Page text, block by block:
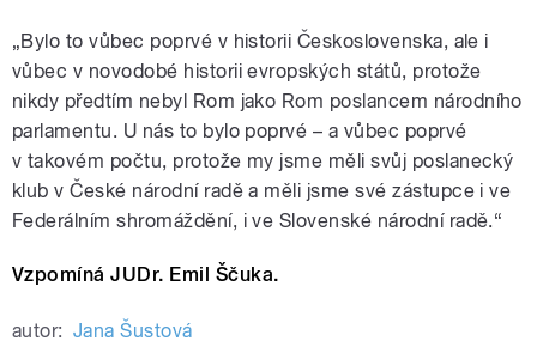
„Bylo to vůbec poprvé v historii Československa, ale i
vůbec v novodobé historii evropských států, protože
nikdy předtím nebyl Rom jako Rom poslancem národního
parlamentu. U nás to bylo poprvé – a vůbec poprvé
v takovém počtu, protože my jsme měli svůj poslanecký
klub v České národní radě a měli jsme své zástupce i ve
Federálním shromáždění, i ve Slovenské národní radě.“
Vzpomíná JUDr. Emil Ščuka.
autor: Jana Šustová